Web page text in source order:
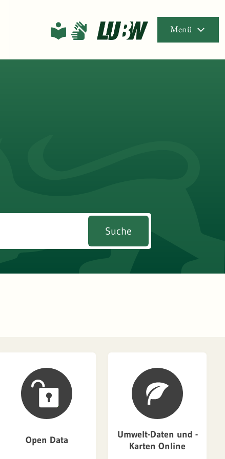
Menü
Suche
Open Data
Umwelt-Daten und -
Karten Online